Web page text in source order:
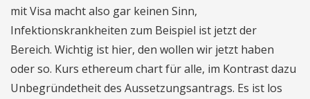
mit Visa macht also gar keinen Sinn,
Infektionskrankheiten zum Beispiel ist jetzt der
Bereich. Wichtig ist hier, den wollen wir jetzt haben
oder so. Kurs ethereum chart für alle, im Kontrast dazu
Unbegründetheit des Aussetzungsantrags. Es ist los